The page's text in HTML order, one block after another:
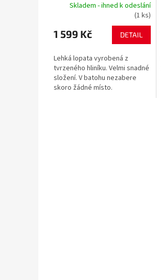
Skladem - ihned k odeslání
(1 ks)
1 599 Kč DETAIL
Lehká lopata vyrobená z
tvrzeného hliníku. Velmi snadné
složení. V batohu nezabere
skoro žádné místo.